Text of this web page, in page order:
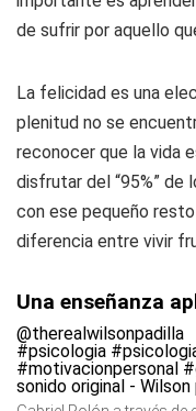
de sufrir por aquello
La felicidad es una
plenitud no se
reconocer que la vida
disfrutar del “95%” de
con ese pequeño
diferencia entre vivir
Una enseñanza
@therealwilsonpadilla
#psicologia
#motivacionpersonal
sonido original - Wilson